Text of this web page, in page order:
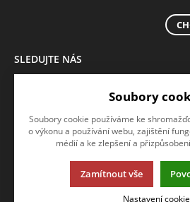
SLEDUJTE NÁS
Tato stránka používá soubory cookies.
Soubory
Soubory cookie používáme ke
o výkonu a používání webu, zajištění
médií a ke zlepšení a
Zamítnout vše
Nastavení